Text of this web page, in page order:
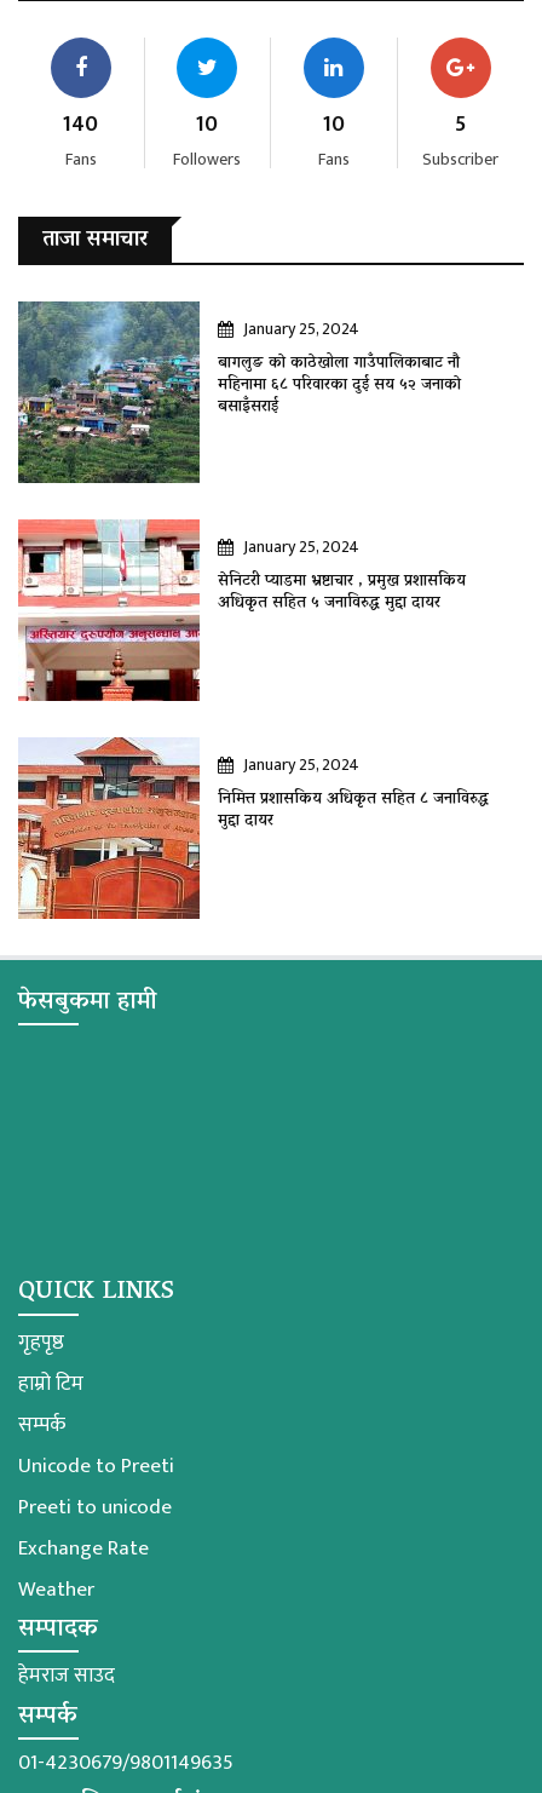
140
Fans
10
Followers
10
Fans
5
Subscriber
ताजा समाचार
January 25, 2024
बागलुङ काे काठेखोला गाउँपालिकाबाट नौ
महिनामा ६८ परिवारका दुई सय ५२ जनाकाे
बसाइँसराई
January 25, 2024
सेनिटरी प्याडमा भ्रष्टाचार , प्रमुख प्रशासकिय
अधिकृत सहित ५ जनाविरुद्ध मुद्दा दायर
January 25, 2024
निमित्त प्रशासकिय अधिकृत सहित ८ जनाविरुद्ध
मुद्दा दायर
फेसबुकमा हामी
QUICK LINKS
गृहपृष्ठ
हाम्रो टिम
सम्पर्क
Unicode to Preeti
Preeti to unicode
Exchange Rate
Weather
सम्पादक
हेमराज साउद
सम्पर्क
01-4230679/9801149635